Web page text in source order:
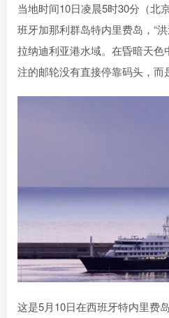
当地时间10日凌晨5时30分（北
班牙加那利群岛特内里费岛，“
拉纳迪利亚港水域。在昏暗天
注的邮轮没有直接停靠码头，而
这是5月10日在西班牙特内里费